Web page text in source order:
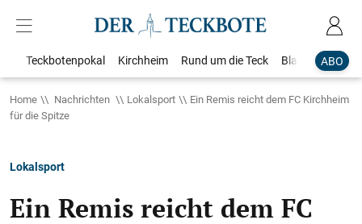
ABO
Teckbotenpokal Kirchheim Rund um die Teck Blaulicht
Home Nachrichten Lokalsport
Ein Remis reicht dem FC Kirchheim
für die Spitze
Lokalsport
Ein Remis reicht dem FC